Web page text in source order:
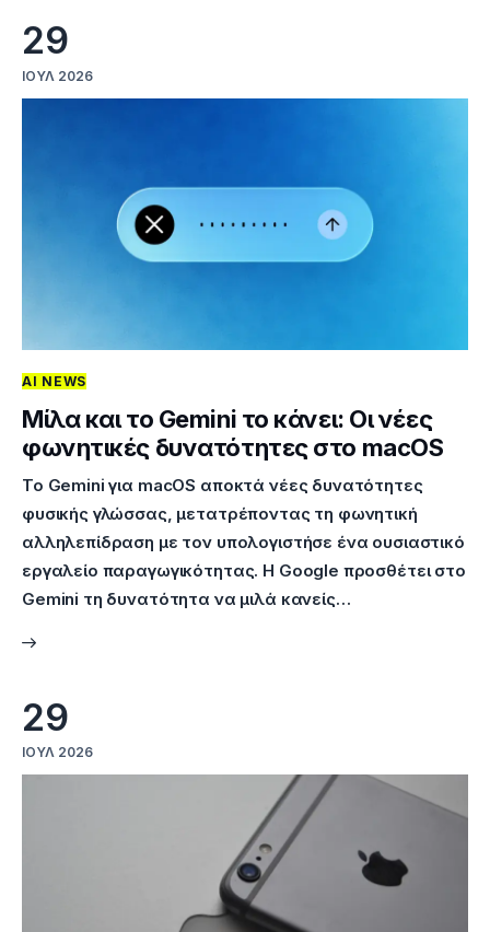
29
ΙΟΎΛ 2026
AI NEWS
Μίλα και το Gemini το κάνει: Οι νέες
φωνητικές δυνατότητες στο macOS
Το Gemini για macOS αποκτά νέες δυνατότητες
φυσικής γλώσσας, μετατρέποντας τη φωνητική
αλληλεπίδραση με τον υπολογιστήσε ένα ουσιαστικό
εργαλείο παραγωγικότητας. Η Google προσθέτει στο
Gemini τη δυνατότητα να μιλά κανείς…
29
ΙΟΎΛ 2026